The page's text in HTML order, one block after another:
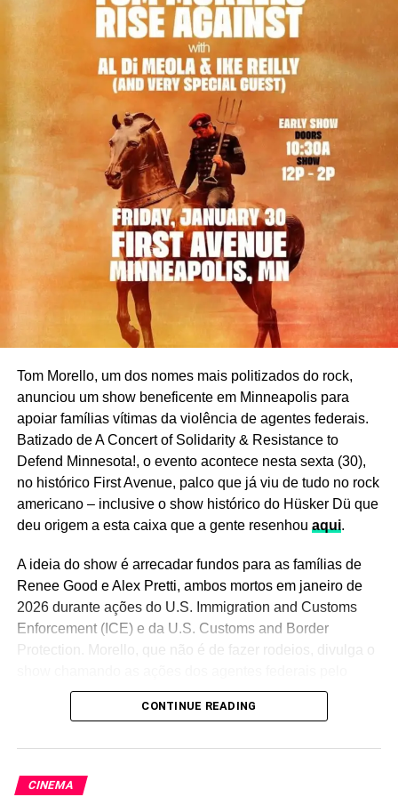
Grammy Latino para votar junto com eles, o que talvez
ajude Bad Bunny.
Canção do ano: Abracadabra, Lady Gaga.Mayhem, seu
disco de 2025, foi prometido desde o início como um
retorno à fase “grêmio recreativo” de Gaga. E sim, ele
entrega o que promete: Gaga revisita sua era inicial,
sortilégio no refrão do singleAbracadabra(que remete ao
começo do icônico hitBad romance), e mergulhando de
Quem mais concorre
Tom Morello, um dos nomes mais politizados do rock,
anunciou um show beneficente em Minneapolis para
apoiar famílias vítimas da violência de agentes federais.
Batizado de A Concert of Solidarity & Resistance to
Defend Minnesota!, o evento acontece nesta sexta (30),
no histórico First Avenue, palco que já viu de tudo no rock
americano – inclusive o show histórico do Hüsker Dü que
deu origem a esta caixa que a gente resenhou aqui.
A ideia do show é arrecadar fundos para as famílias de
Renee Good e Alex Pretti, ambos mortos em janeiro de
2026 durante ações do U.S. Immigration and Customs
Enforcement (ICE) e da U.S. Customs and Border
Protection. Morello, que não é de fazer rodeios, divulga o
nome: fascismo.
fascismo, se veste como fascismo, fala como fascismo,
mata como fascismo e mente como fascismo, meninos e
CONTINUE READING
CINEMA